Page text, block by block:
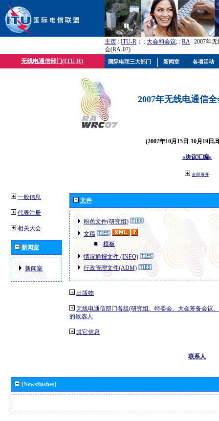
主页 : ITU-R ； : 大会和会议; : RA: 2007年
会(RA-07)
无线电通信部门(ITU-R)
2007年无线电通信
(2007年10月15日-10月19日,
«决议汇编»
全部展开
一般信息
代表注册
相关大会
新闻室
新闻室
文件
粉色文件(研究组)
文稿
模板
情况通报文件 (INFO)
行政管理文件(ADM)
出版物
无线电通信部门各组(研究组、特委会、大会筹备会议
的候选人
其它信息
联系人
[Newsflashes]
国际电联三大部门 新闻室 各项活动